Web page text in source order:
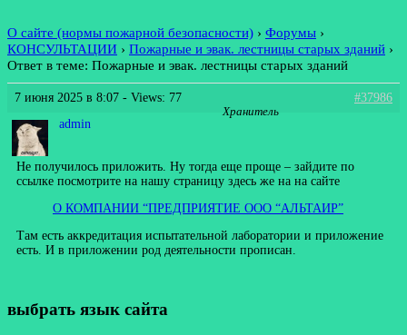
О сайте (нормы пожарной безопасности) › Форумы ›
КОНСУЛЬТАЦИИ › Пожарные и эвак. лестницы старых зданий ›
Ответ в теме: Пожарные и эвак. лестницы старых зданий
7 июня 2025 в 8:07 - Views: 77
#37986
admin
Хранитель
Не получилось приложить. Ну тогда еще проще – зайдите по
ссылке посмотрите на нашу страницу здесь же на на сайте
О КОМПАНИИ “ПРЕДПРИЯТИЕ ООО “АЛЬТАИР”
Там есть аккредитация испытательной лаборатории и приложение
есть. И в приложении род деятельности прописан.
выбрать язык сайта